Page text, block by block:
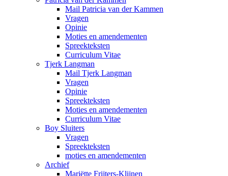
Mail Patricia van der Kammen
Vragen
Opinie
Moties en amendementen
Spreekteksten
Curriculum Vitae
Tjerk Langman
Mail Tjerk Langman
Vragen
Opinie
Spreekteksten
Moties en amendementen
Curriculum Vitae
Boy Sluiters
Vragen
Spreekteksten
moties en amendementen
Archief
Mariëtte Frijters-Klijnen